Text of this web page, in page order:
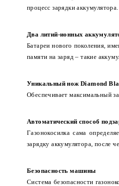
процесс зарядки аккумулятора.
Два литий-ионных
Батареи нового поколения,
памяти на заряд – такие
Уникальный нож Diamond
Обеспечивает максимальный
Автоматический способ
Газонокосилка сама
зарядку аккумулятора, после
Безопасность машины
Система безопасности